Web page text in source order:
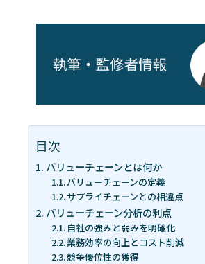
目次
バリューチェーンとは何か
バリューチェーンの定義
サプライチェーンとの相違点
バリューチェーン分析の利点
自社の強みと弱みを明確化
業務効率の向上とコスト削減
競争優位性の獲得